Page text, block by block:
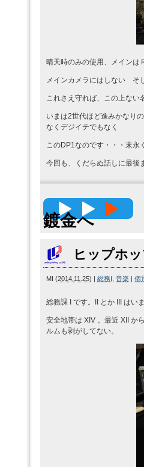
晴天時のみの使用、メインは
メインカメラにはしない そ
これさえ守れば、この上ない
いまは2世代ほど進みかなり
なくデジイチでもなく
このDP1なのです・・・末永
今回も、くだらぬ話しに最
高精度
鍍金へ
ヒップホ
MI (2014.11.25) | 総務I 音楽 | 個
総務課 I です。II とか III はい
安全地帯は XIV 。最近 XII か
ルムも剥がしてない。